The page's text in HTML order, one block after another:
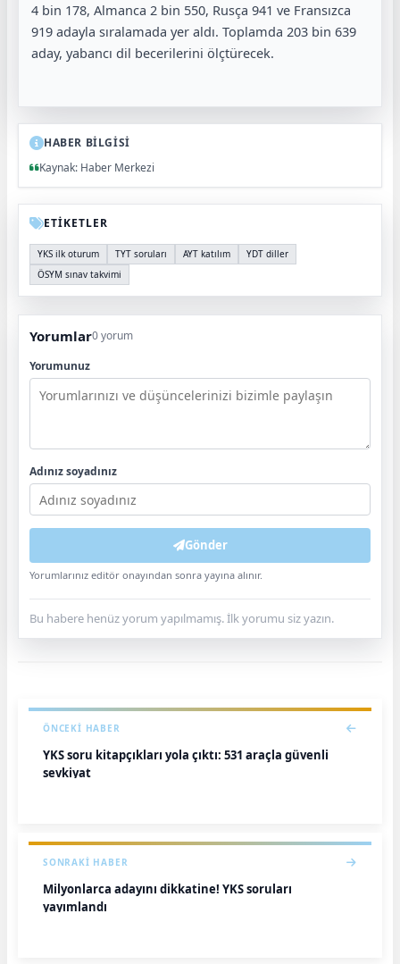
4 bin 178, Almanca 2 bin 550, Rusça 941 ve Fransızca
919 adayla sıralamada yer aldı. Toplamda 203 bin 639
aday, yabancı dil becerilerini ölçtürecek.
HABER BİLGİSİ
Kaynak: Haber Merkezi
ETİKETLER
YKS ilk oturum TYT soruları AYT katılım
YDT diller
ÖSYM sınav takvimi
Yorumlar0 yorum
Yorumunuz
Adınız soyadınız
Gönder
Yorumlarınız editör onayından sonra yayına alınır.
Bu habere henüz yorum yapılmamış. İlk yorumu siz yazın.
ÖNCEKI HABER
YKS soru kitapçıkları yola çıktı: 531 araçla güvenli
sevkiyat
SONRAKI HABER
Milyonlarca adayını dikkatine! YKS soruları
yayımlandı